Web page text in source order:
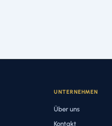
UNTERNEHMEN
Über uns
Kontakt